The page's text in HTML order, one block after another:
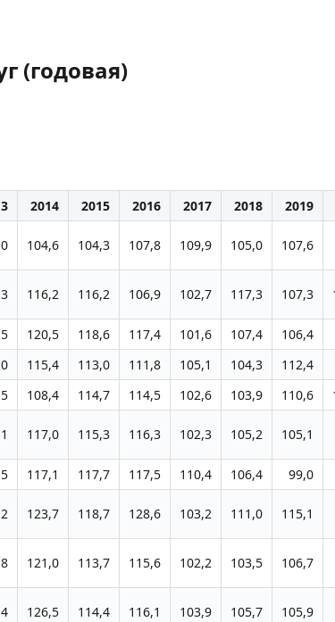
(годовая)
2014 2015 2016 2017 2018 2019
104,6 104,3 107,8 109,9 105,0 107,6
116,2 116,2 106,9 102,7 117,3 107,3
120,5 118,6 117,4 101,6 107,4 106,4
115,4 113,0 111,8 105,1 104,3 112,4
108,4 114,7 114,5 102,6 103,9 110,6
117,0 115,3 116,3 102,3 105,2 105,1
117,1 117,7 117,5 110,4 106,4 99,0
123,7 118,7 128,6 103,2 111,0 115,1
121,0 113,7 115,6 102,2 103,5 106,7
126,5 114,4 116,1 103,9 105,7 105,9